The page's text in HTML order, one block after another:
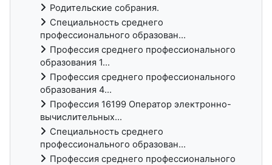
Родительские собрания.
Специальность среднего
профессионального образован...
Профессия среднего профессионального
образования 1...
Профессия среднего профессионального
образования 4...
Профессия 16199 Оператор электронно-
вычислительных...
Специальность среднего
профессионального образован...
Профессия среднего профессионального